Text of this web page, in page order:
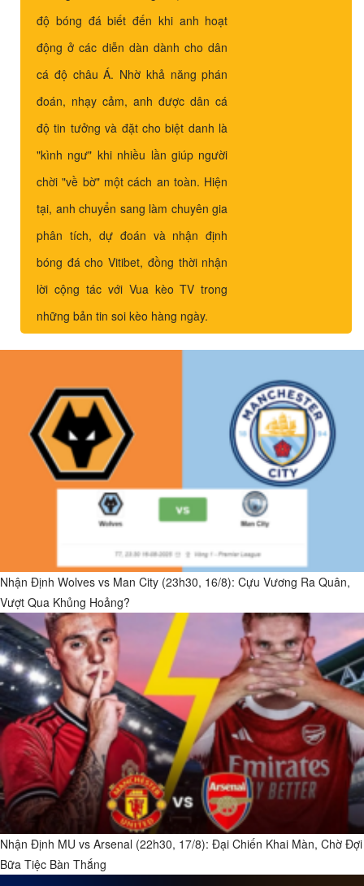
độ bóng đá biết đến khi anh hoạt
động ở các diễn dàn dành cho dân
cá độ châu Á. Nhờ khả năng phán
đoán, nhạy cảm, anh được dân cá
độ tin tưởng và đặt cho biệt danh là
"kình ngư" khi nhiều lần giúp người
chời "về bờ" một cách an toàn. Hiện
tại, anh chuyển sang làm chuyên gia
phân tích, dự đoán và nhận định
bóng đá cho Vitibet, đồng thời nhận
lời cộng tác với Vua kèo TV trong
những bản tin soi kèo hàng ngày.
Nhận Định Wolves vs Man City (23h30, 16/8): Cựu Vương Ra Quân,
Vượt Qua Khủng Hoảng?
Nhận Định MU vs Arsenal (22h30, 17/8): Đại Chiến Khai Màn, Chờ Đợi
Bữa Tiệc Bàn Thắng